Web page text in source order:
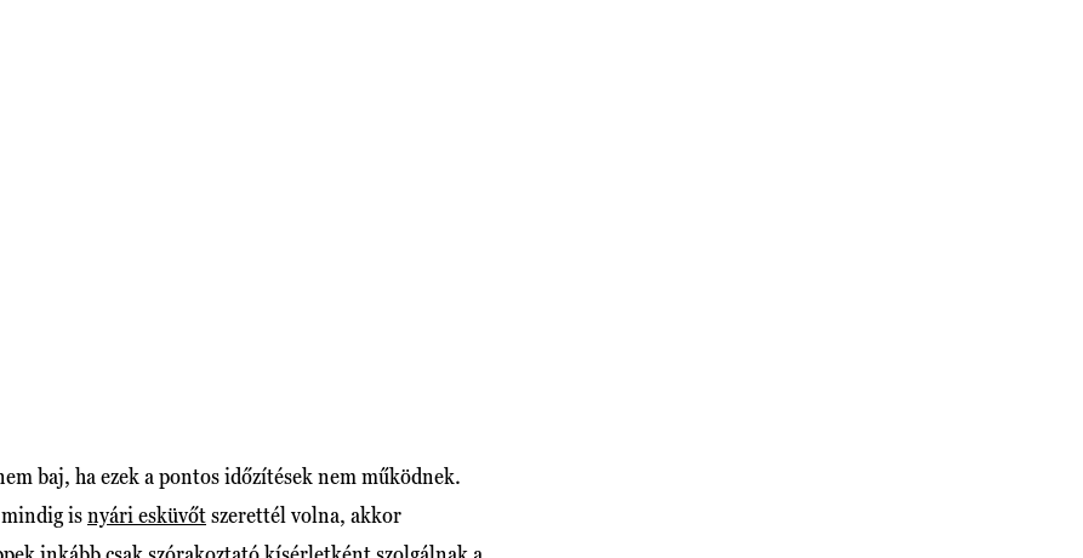
baj, ha ezek a pontos időzítések nem működnek.
isnyári esküvőtszerettél volna, akkor